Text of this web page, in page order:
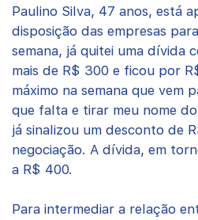
Paulino Silva, 47 anos, está
disposição das empresas
semana, já quitei uma dívida
mais de R$ 300 e ficou por
máximo na semana que vem
que falta e tirar meu nome do
já sinalizou um desconto de
negociação. A dívida, em
a R$ 400.
Para intermediar a relação